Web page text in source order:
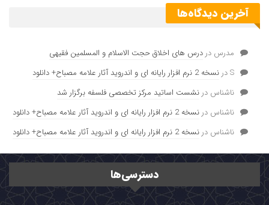
آخرین دیدگاه‌ها
مدرس دردرس های اخلاق حجت الاسلام و المسلمین فقیهی
Sدرنسخه 2 نرم افزار رایانه ای و اندروید آثار علامه مصباح+ دانلود
ناشناس درنشست اساتید مرکز تخصصی فلسفه برگزار شد
ناشناس درنسخه 2 نرم افزار رایانه ای و اندروید آثار علامه مصباح+ دانلود
ناشناس درنسخه 2 نرم افزار رایانه ای و اندروید آثار علامه مصباح+ دانلود
دسترسی‌ها